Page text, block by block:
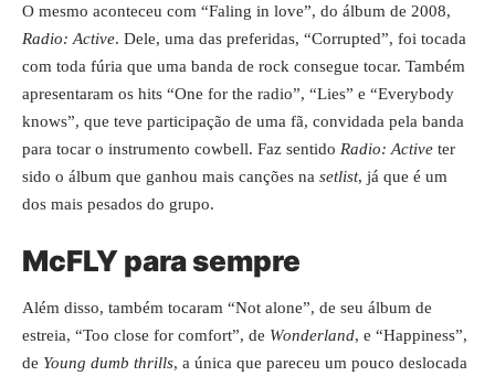
O mesmo aconteceu com “Faling in love”, do álbum de 2008,
Radio: Active. Dele, uma das preferidas, “Corrupted”, foi tocada
com toda fúria que uma banda de rock consegue tocar. Também
apresentaram os hits “One for the radio”, “Lies” e “Everybody
knows”, que teve participação de uma fã, convidada pela banda
para tocar o instrumento cowbell. Faz sentido Radio: Active ter
sido o álbum que ganhou mais canções na setlist, já que é um
dos mais pesados do grupo.
McFLY para sempre
Além disso, também tocaram “Not alone”, de seu álbum de
estreia, “Too close for comfort”, de Wonderland, e “Happiness”,
de Young dumb thrills, a única que pareceu um pouco deslocada